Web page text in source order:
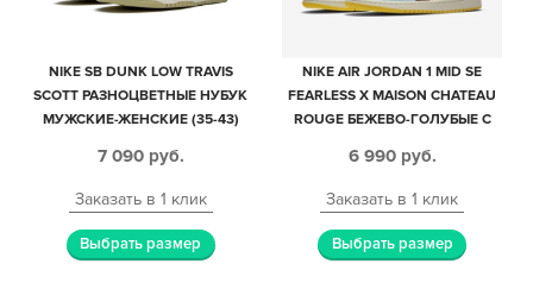
NIKE SB DUNK LOW TRAVIS
SCOTT РАЗНОЦВЕТНЫЕ НУБУК
МУЖСКИЕ-ЖЕНСКИЕ (35-43)
7 090 руб.
Заказать в 1 клик
Выбрать размер
NIKE AIR JORDAN 1 MID SE
FEARLESS X MAISON CHATEAU
ROUGE БЕЖЕВО-ГОЛУБЫЕ С
ЖЕНСКИЕ (35-39)
6 990 руб.
Заказать в 1 клик
Выбрать размер